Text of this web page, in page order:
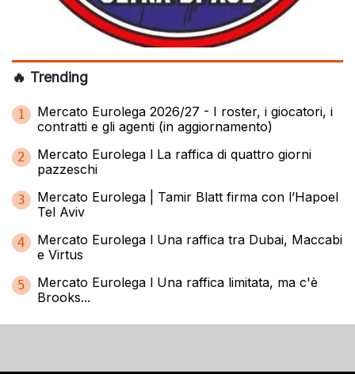
🔥 Trending
1
Mercato Eurolega 2026/27 - I roster, i giocatori, i
contratti e gli agenti (in aggiornamento)
2
Mercato Eurolega l La raffica di quattro giorni
pazzeschi
3
Mercato Eurolega | Tamir Blatt firma con l’Hapoel
Tel Aviv
4
Mercato Eurolega l Una raffica tra Dubai, Maccabi
e Virtus
5
Mercato Eurolega l Una raffica limitata, ma c'è
Brooks...